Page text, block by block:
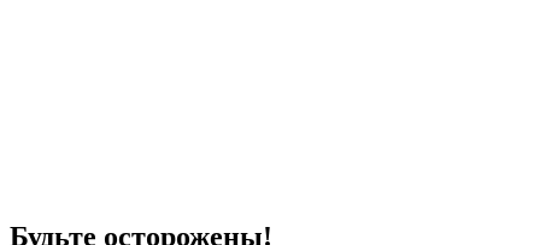
Будьте осторожены!